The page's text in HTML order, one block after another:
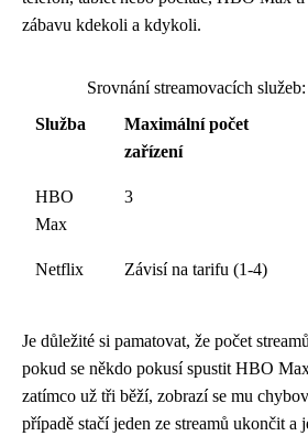
zábavu kdekoli a kdykoli.
Srovnání streamovacích
Služba
Maximální počet
zařízení
HBO
Max
3
Netflix Závisí na tarifu (1-4)
Je důležité si pamatovat, že počet
pokud se někdo pokusí spustit HBO
zatímco už tři běží, zobrazí se mu
případě stačí jeden ze streamů ukončit a